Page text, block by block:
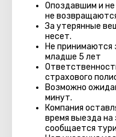
Опоздавшим и
не
За утерянные
несет.
Не принимаются
младше 5 лет
страхового
Возможно
минут.
Компания
время выезда на
сообщается